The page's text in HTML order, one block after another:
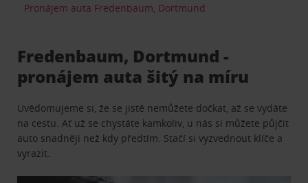
Pronájem auta Fredenbaum, Dortmund
Fredenbaum, Dortmund -
pronájem auta šitý na míru
Uvědomujeme si, že se jistě nemůžete dočkat, až se vydáte
na cestu. Ať už se chystáte kamkoliv, u nás si můžete půjčit
auto snadněji než kdy předtím. Stačí si vyzvednout klíče a
vyrazit.